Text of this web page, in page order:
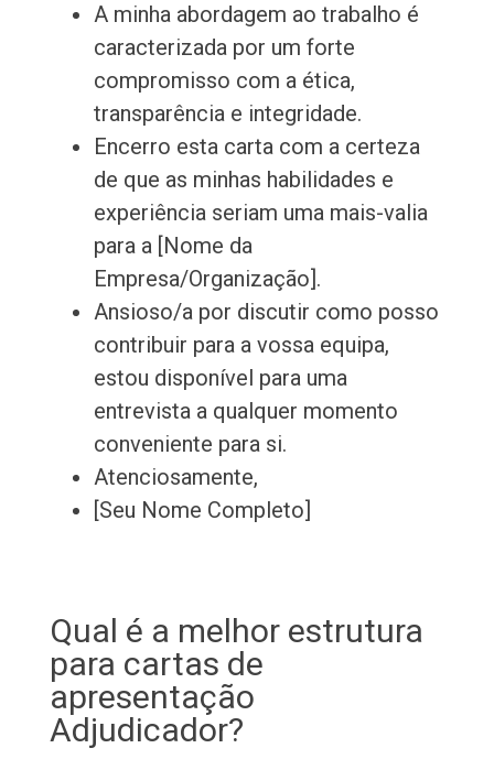
A minha abordagem ao trabalho é
caracterizada por um forte
compromisso com a ética,
transparência e integridade.
Encerro esta carta com a certeza
de que as minhas habilidades e
experiência seriam uma mais-valia
para a [Nome da
Empresa/Organização].
Ansioso/a por discutir como posso
contribuir para a vossa equipa,
estou disponível para uma
entrevista a qualquer momento
conveniente para si.
Atenciosamente,
[Seu Nome Completo]
Qual é a melhor estrutura
para cartas de
apresentação
Adjudicador?